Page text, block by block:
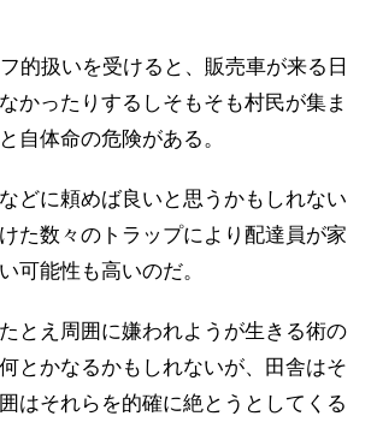
的扱いを受けると、販売車が来る日
かったりするしそもそも村民が集ま
自体命の危険がある。
どに頼めば良いと思うかもしれない
た数々のトラップにより配達員が家
可能性も高いのだ。
とえ周囲に嫌われようが生きる術の
とかなるかもしれないが、田舎はそ
はそれらを的確に絶とうとしてくる